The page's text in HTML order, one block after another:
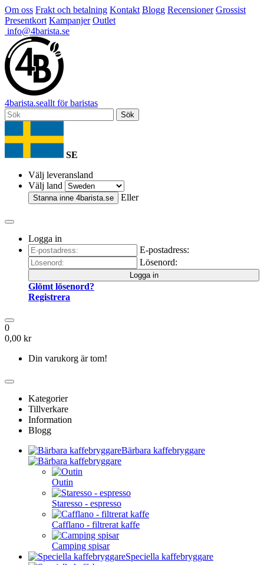
Om oss Frakt och betalning Kontakt Blogg Recensioner Grossist
Presentkort Kampanjer Outlet
info@4barista.se
4barista.seallt för baristas
Sök
SE
Välj leveransland
Välj land
Stanna inne 4barista.se Eller
Logga in
E-postadress:
Lösenord:
Logga in
Glömt lösenord?
Registrera
0
0,00 kr
Din varukorg är tom!
Kategorier
Tillverkare
Information
Blogg
Bärbara kaffebryggare
Outin
Staresso - espresso
Cafflano - filtrerat kaffe
Camping spisar
Speciella kaffebryggare